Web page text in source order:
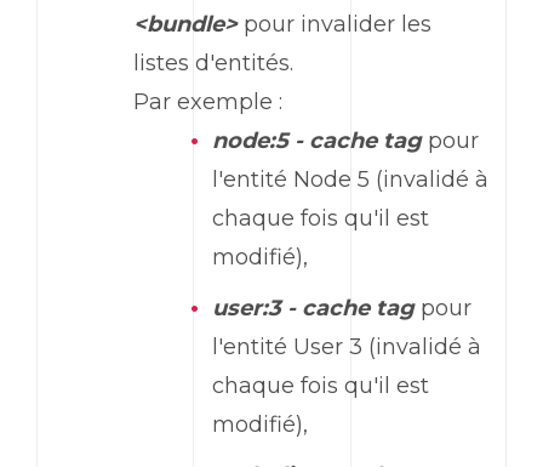
<bundle>pour invalider les
listes d'entités.
Par exemple :
node:5 - cache tagpour
l'entité Node 5 (invalidé à
chaque fois qu'il est
modifié),
user:3 - cache tagpour
l'entité User 3 (invalidé à
chaque fois qu'il est
modifié),